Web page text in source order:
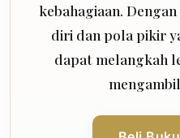
kebahagiaan.
diri dan pola pikir
dapat melangkah